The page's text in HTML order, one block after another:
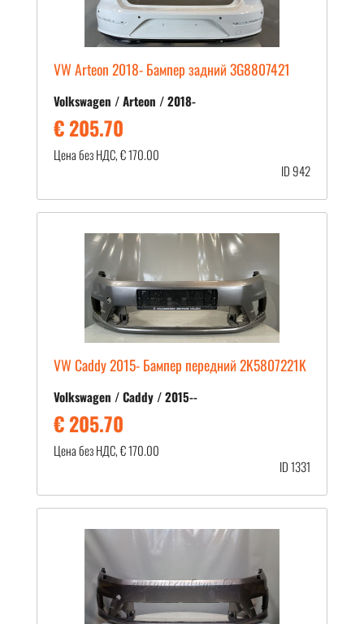
VW Arteon 2018- Бампер задний 3G8807421
Volkswagen / Arteon / 2018-
€ 205.70
Цена без НДС, € 170.00
ID 942
VW Caddy 2015- Бампер передний 2K5807221K
Volkswagen / Caddy / 2015--
€ 205.70
Цена без НДС, € 170.00
ID 1331